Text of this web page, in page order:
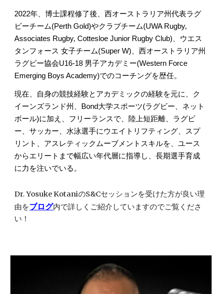
2022年、博士課程修了後、西オーストラリア州代表ラグ
ビーチーム(Perth Gold)やクラブチーム(UWA Rugby,
Associates Rugby, Cottesloe Junior Rugby Club)、ウエス
タンフォース 女子チーム(Super W)、西オーストラリア州
ラグビー協会U16-18 男子アカデミー(Western Force
Emerging Boys Academy)でのコーチングを歴任。
現在、自身の競技経験とアカデミックの経験を元に、ク
イーンズランド州、Bond大学スポーツ(ラグビー、ネット
ボール)に加え、フリーランスで、陸上短距離、ラグビ
ー、サッカー、水泳選手にウエイトリフティング、スプ
リント、アスレティックムーブメントスキルを、ユース
からエリートまで幅広い年代層に指導し、長期選手育成
に力を注いでいる。
Dr. Yosuke KotaniのS&Cセッションを受けた方が良い理
由をブログ内で詳しくご紹介していますのでご覧くださ
い！